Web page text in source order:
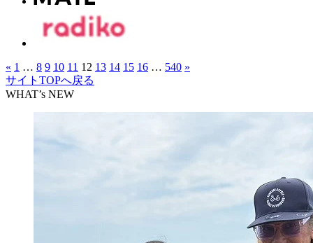
« 1 … 8 9 10 11 12 13 14 15 16 … 540 »
サイトTOPへ戻る
WHAT’s NEW